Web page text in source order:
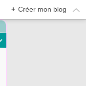
+ Créer mon blog